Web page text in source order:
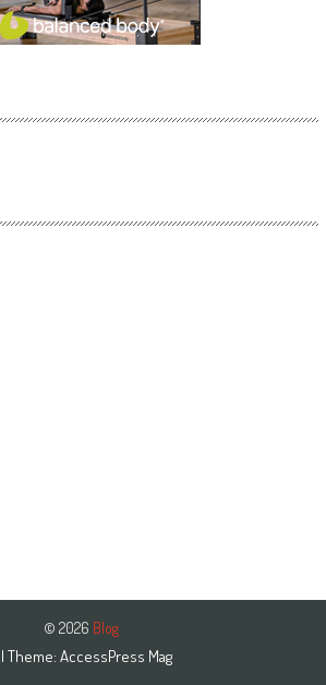
© 2026 Blog
| Theme: AccessPress Mag